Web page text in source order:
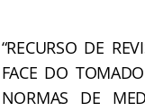
“RECURSO DE
FACE DO
NORMAS DE